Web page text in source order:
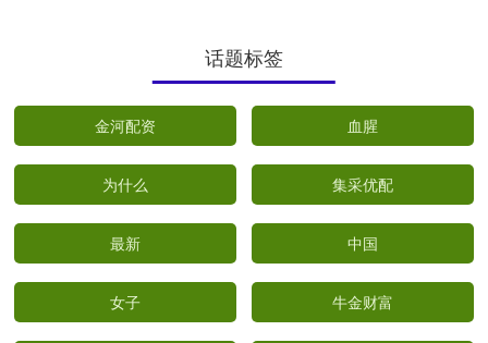
话题标签
金河配资 血腥
为什么 集采优配
最新 中国
女子 牛金财富